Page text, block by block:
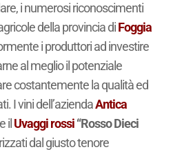
i numerosi riconoscimenti
della provincia diFoggia
i produttori ad investire
al meglio il potenziale
costantemente la qualità ed
I vini dell’aziendaAntica
il Uvaggi rossi“Rosso Dieci
dal giusto tenore